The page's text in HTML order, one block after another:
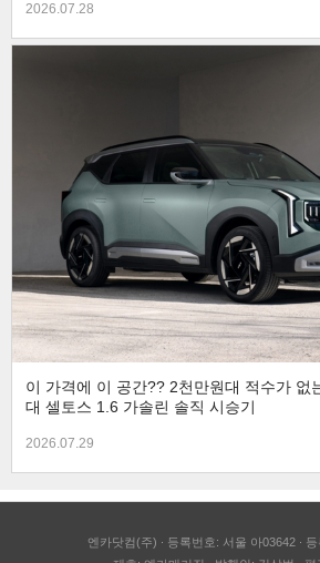
2026.07.28
이 가격에 이 공간?? 2천만원대 적수가 없
대 셀토스 1.6 가솔린 솔직 시승기
2026.07.29
엔카닷컴(주) 등록번호: 서울 아03642